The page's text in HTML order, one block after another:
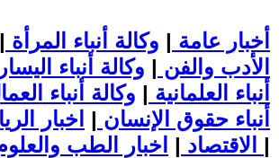
أخبار عامة | وكالة أنباء المرأة |
الأدب والفن | وكالة أنباء اليسار
أنباء العلمانية | وكالة أنباء
أنباء حقوق الإنسان | اخبار
الاقتصاد | |